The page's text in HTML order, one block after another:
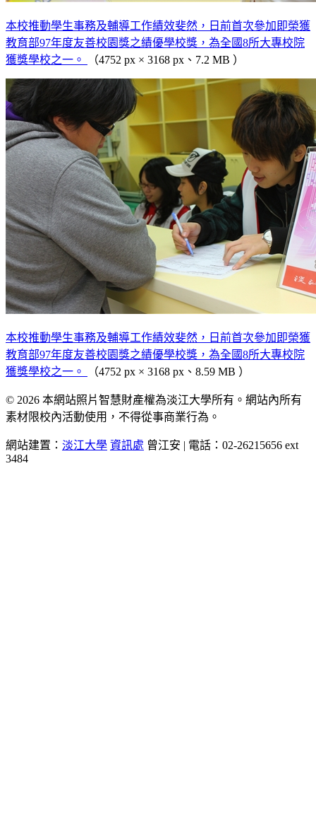
本校推動學生事務及輔導工作績效斐然，日前首次參加即榮獲
教育部97年度友善校園獎之績優學校獎，為全國8所大專校院
獲獎學校之一。
（4752 px × 3168 px、7.2 MB ）
本校推動學生事務及輔導工作績效斐然，日前首次參加即榮獲
教育部97年度友善校園獎之績優學校獎，為全國8所大專校院
獲獎學校之一。
（4752 px × 3168 px、8.59 MB ）
© 2026 本網站照片智慧財產權為淡江大學所有。網站內所有
素材限校內活動使用，不得從事商業行為。
網站建置： 淡江大學 資訊處 曾江安 | 電話：02-26215656 ext
3484